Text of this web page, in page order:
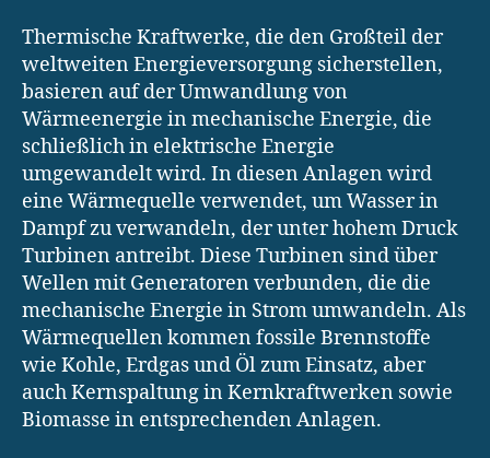
Thermische Kraftwerke, die den Großteil der
weltweiten Energieversorgung sicherstellen,
basieren auf der Umwandlung von
Wärmeenergie in mechanische Energie, die
schließlich in elektrische Energie
umgewandelt wird. In diesen Anlagen wird
eine Wärmequelle verwendet, um Wasser in
Dampf zu verwandeln, der unter hohem Druck
Turbinen antreibt. Diese Turbinen sind über
Wellen mit Generatoren verbunden, die die
mechanische Energie in Strom umwandeln. Als
Wärmequellen kommen fossile Brennstoffe
wie Kohle, Erdgas und Öl zum Einsatz, aber
auch Kernspaltung in Kernkraftwerken sowie
Biomasse in entsprechenden Anlagen.